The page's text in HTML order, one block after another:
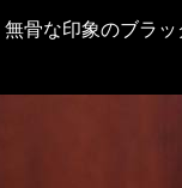
骨な印象のブラッ